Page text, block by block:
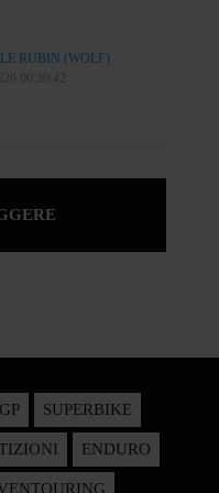
RUBIN (WOLF)
00:30:42
SUPERBIKE
ENDURO